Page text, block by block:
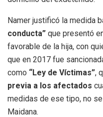
Namer justificó la medida
conducta” que presentó
favorable de la hija, con
que en 2017 fue
como “Ley de Víctimas”,
previa a los afectados
medidas de ese tipo, no
Maidana.